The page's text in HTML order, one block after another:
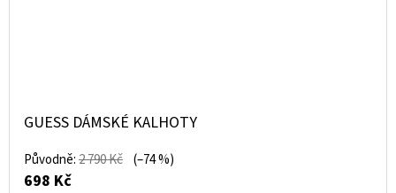
GUESS DÁMSKÉ KALHOTY
Původně:2 790 Kč (–74 %)
698 Kč